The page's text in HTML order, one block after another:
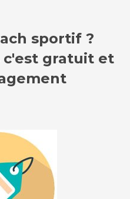
sportif ?
c'est gratuit et